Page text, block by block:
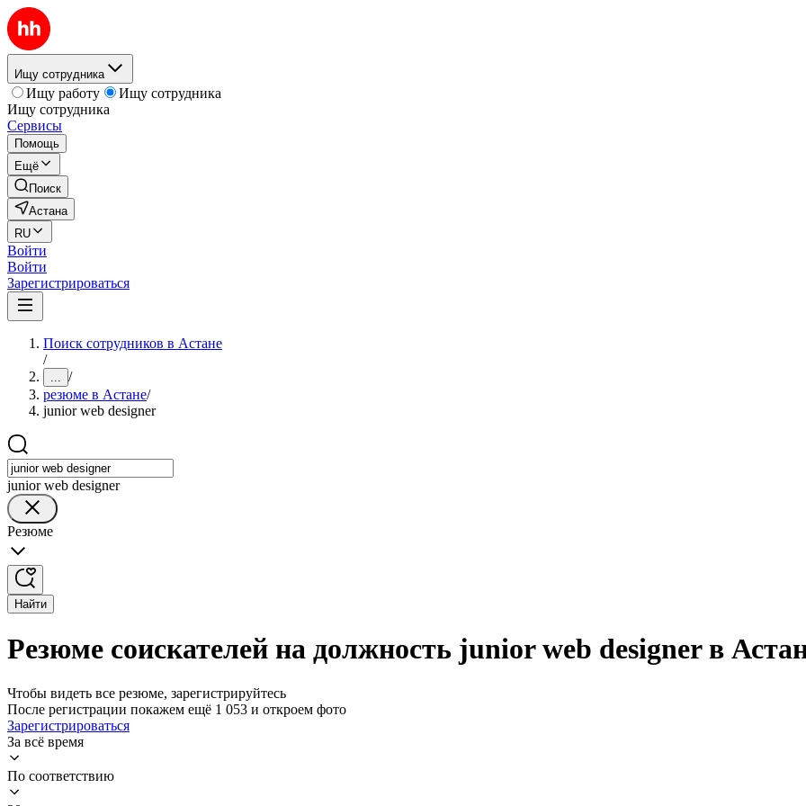
Ищу сотрудника
Ищу работу
Ищу сотрудника
Ищу сотрудника
Сервисы
Помощь
Ещё
Поиск
Астана
RU
Войти
Войти
Зарегистрироваться
Поиск сотрудников в Астане
/
... /
резюме в Астане/
junior web designer
junior web designer
Резюме
Найти
Резюме соискателей на должность junior web designer в
Чтобы видеть все резюме, зарегистрируйтесь
После регистрации покажем ещё 1 053 и откроем фото
Зарегистрироваться
За всё время
По соответствию